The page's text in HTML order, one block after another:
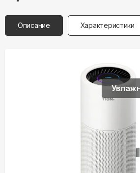
Описание Характеристики